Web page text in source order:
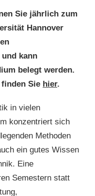
Sie jährlich zum
Hannover
kann
belegt werden.
Sie hier.
in vielen
konzentriert sich
Methoden
ein gutes Wissen
Eine
Semestern statt